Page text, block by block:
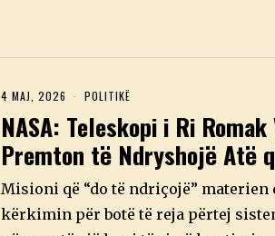
4 MAJ, 2026
A
J
,
2
0
2
6
POLITIKË
NASA: Teleskopi i Ri
Premton të Ndryshojë Atë
Misioni që “do të ndriçojë” materien
kërkimin për botë të reja përtej